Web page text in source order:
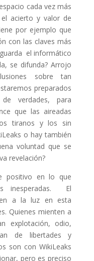
cada vez más
acierto y valor de
por ejemplo que
con las claves más
el informático
se difunda? Arrojo
sobre tan
preparados
verdades, para
que las aireadas
tiranos y los sin
o hay también
voluntad que se
revelación?
positivo en lo que
inesperadas. El
a la luz en esta
Quienes mienten a
explotación, odio,
de libertades y
son con WikiLeaks
pero es preciso